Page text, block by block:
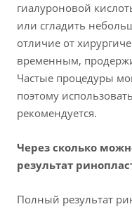
гиалуроновой
или сгладить
отличие от
временным,
Частые процедуры
поэтому
рекомендуется.
Через сколько
результат
Полный результат